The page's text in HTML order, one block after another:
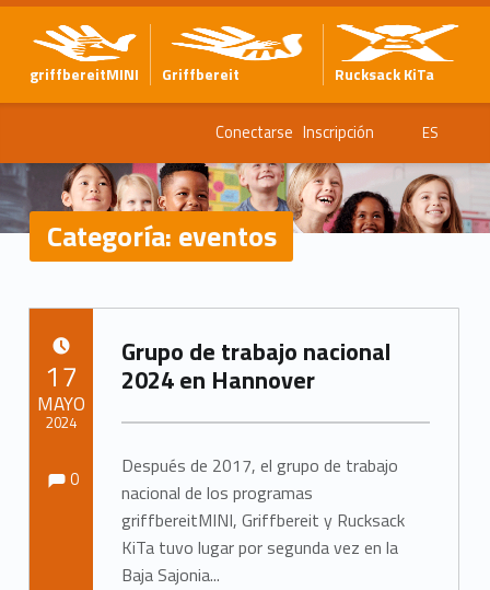
griffbereitMINI Griffbereit Rucksack KiTa
Conectarse Inscripción ES
Categoría: eventos
a
t
g
Grupo de trabajo nacional
2024 en Hannover
Después de 2017, el grupo de trabajo
nacional de los programas
griffbereitMINI, Griffbereit y Rucksack
KiTa tuvo lugar por segunda vez en la
Baja Sajonia...
17
MAYO
2024
Observaciones:
Observaciones:
0